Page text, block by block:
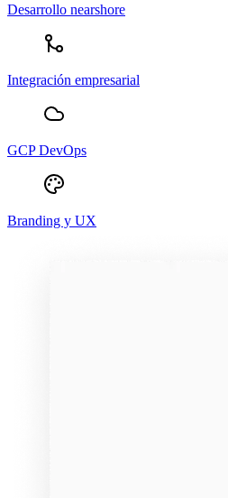
Desarrollo nearshore
Integración empresarial
GCP DevOps
Branding y UX